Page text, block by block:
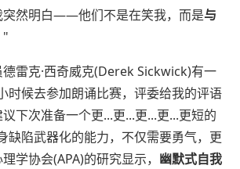
突然明白——他们不是在笑我，而是与
"
雷克·西奇威克(Derek Sickwick)有一
时候去参加朗诵比赛，评委给我的评语
下次准备一个更...更...更...更...更短的
缺陷武器化的能力，不仅需要勇气，更
学协会(APA)的研究显示， 幽默式自我